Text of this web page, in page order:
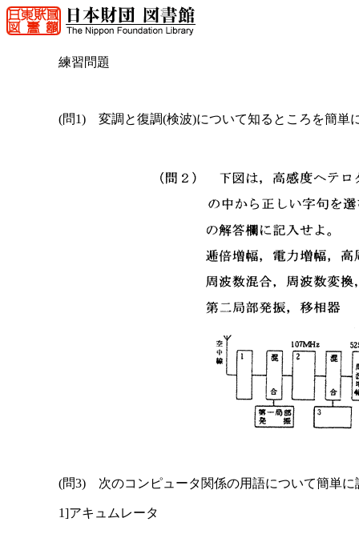
練習問題
(問1) 変調と復調(検波)について知るところを簡単
(問3) 次のコンピュータ関係の用語について簡単に
1]アキュムレータ